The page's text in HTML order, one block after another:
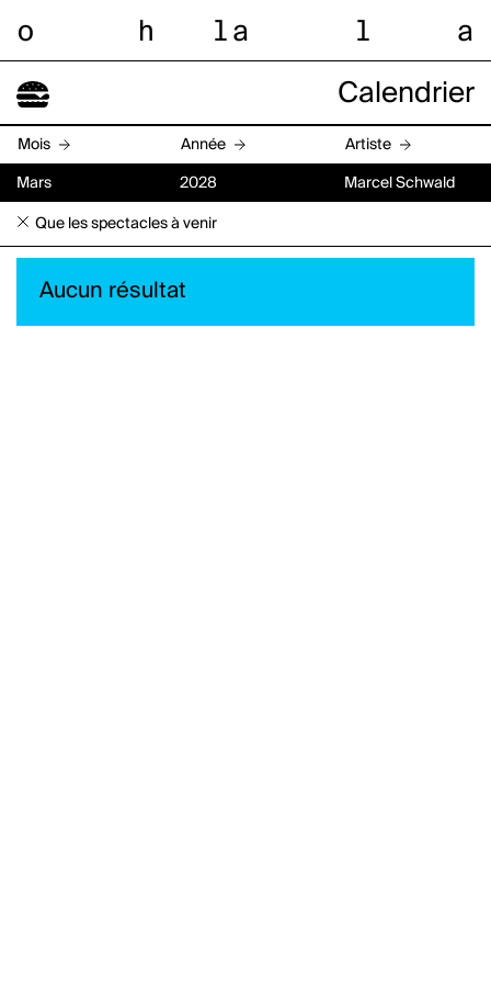
o h l a l a
Calendrier
Mois Année Artiste
Mars 2028 Marcel Schwald
Que les spectacles à venir
Aucun résultat